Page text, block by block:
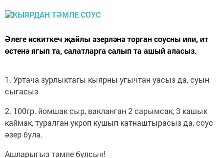
Әлеге искиткеч җайлы әзерләнә торган соусны ипи, ит
өстенә ягып та, салатларга салып та ашый аласыз.
1. Уртача зурлыктагы кыярны угычтан уасыз да, суын
сыгасыз
2. 100гр. йомшак сыр, вакланган 2 сарымсак, 3 кашык
каймак, туралган укроп кушып катнаштырасыз да, соус
әзер була.
Ашларыгыз тәмле булсын!